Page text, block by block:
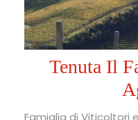
Tenuta Il